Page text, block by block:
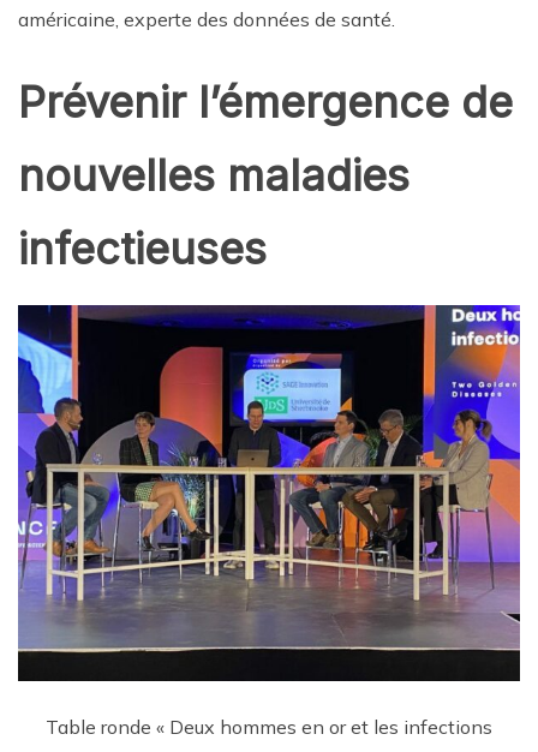
américaine, experte des données de santé.
Prévenir l’émergence de
nouvelles maladies
infectieuses
Table ronde « Deux hommes en or et les infections